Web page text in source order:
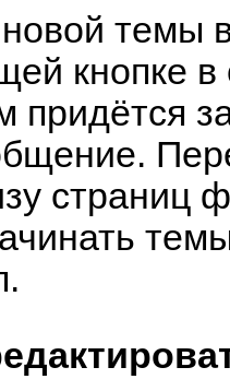
темы
кнопке
придётся